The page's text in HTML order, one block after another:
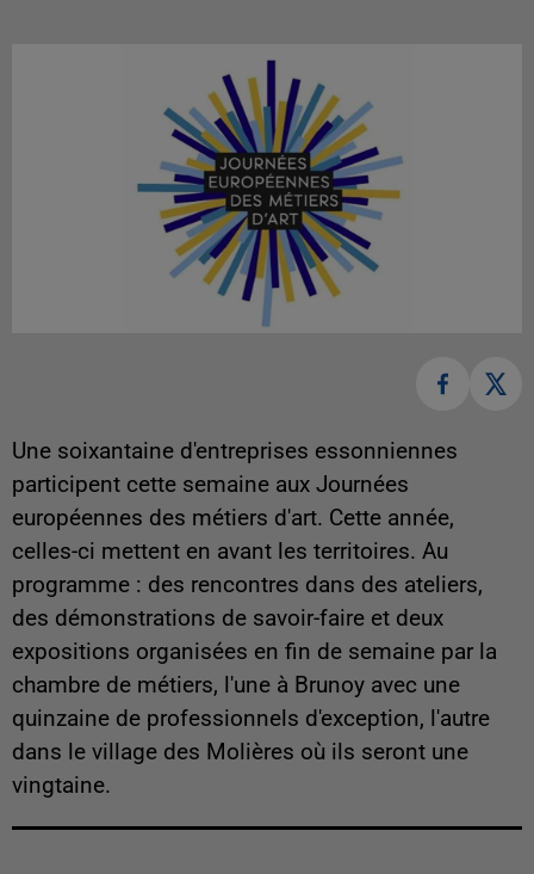
Une soixantaine d'entreprises essonniennes
participent cette semaine aux Journées
européennes des métiers d'art. Cette année,
celles-ci mettent en avant les territoires. Au
programme : des rencontres dans des ateliers,
des démonstrations de savoir-faire et deux
expositions organisées en fin de semaine par la
chambre de métiers, l'une à Brunoy avec une
quinzaine de professionnels d'exception, l'autre
dans le village des Molières où ils seront une
vingtaine.